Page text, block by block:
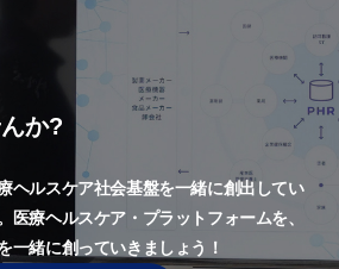
か?
ヘルスケア社会基盤を一緒に創出してい
医療ヘルスケア・プラットフォームを、
一緒に創っていきましょう！